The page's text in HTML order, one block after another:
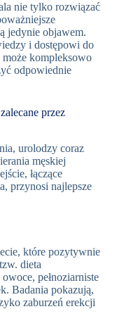
nie tylko rozwiązać
jedynie objawem.
i dostępowi do
kompleksowo
odpowiednie
przez
urolodzy coraz
męskiej
łączące
przynosi najlepsze
które pozytywnie
dieta
pełnoziarniste
Badania pokazują,
zaburzeń erekcji